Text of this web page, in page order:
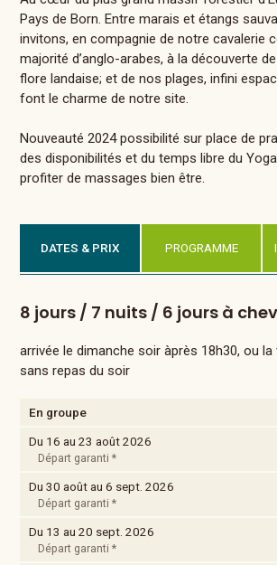
Pays de Born. Entre marais et étangs
invitons, en compagnie de notre cavalerie
majorité d’anglo-arabes, à la découverte
flore landaise; et de nos plages, infini
font le charme de notre site.
Nouveauté 2024 possibilité sur place de
des disponibilités et du temps libre du
profiter de massages bien être.
DATES & PRIX PROGRAMME
8 jours / 7 nuits / 6 jours à
arrivée le dimanche soir àprès 18h30, ou la
sans repas du soir
En groupe
Du 16 au 23 août 2026
Départ garanti *
Du 30 août au 6 sept. 2026
Départ garanti *
Du 13 au 20 sept. 2026
Départ garanti *